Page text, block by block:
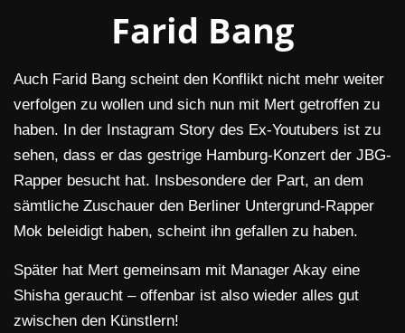
Farid Bang
Auch Farid Bang scheint den Konflikt nicht mehr weiter
verfolgen zu wollen und sich nun mit Mert getroffen zu
haben. In der Instagram Story des Ex-Youtubers ist zu
sehen, dass er das gestrige Hamburg-Konzert der JBG-
Rapper besucht hat. Insbesondere der Part, an dem
sämtliche Zuschauer den Berliner Untergrund-Rapper
Mok beleidigt haben, scheint ihn gefallen zu haben.
Später hat Mert gemeinsam mit Manager Akay eine
Shisha geraucht – offenbar ist also wieder alles gut
zwischen den Künstlern!